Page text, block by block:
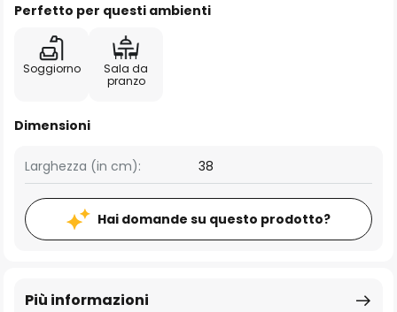
Perfetto per questi ambienti
Soggiorno
Sala da
pranzo
Dimensioni
Larghezza (in cm): 38
Hai domande su questo prodotto?
Più informazioni